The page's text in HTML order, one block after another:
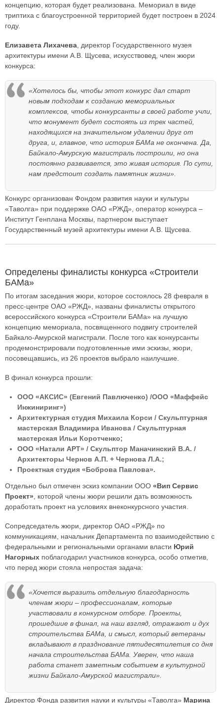
концепцию, которая будет реализована. Мемориал в виде
триптиха с благоустроенной территорией будет построен в 2024
году.
Елизавета Лихачева , директор Государственного музея
архитектуры имени А.В. Щусева, искусствовед, член жюри
конкурса:
«Хотелось бы, чтобы этот конкурс дал старт
новым подходам к созданию мемориальных
комплексов, чтобы конкурсанты в своей работе учли,
что монумент будет состоять из трех частей,
находящихся на значительном удалении друг от
друга, и, главное, что история БАМа не окончена. Да,
Байкало-Амурскую магистраль построили, но она
постоянно развивается, это живая история. По сути,
нам предстоит создать памятник жизни».
Конкурс организован Фондом развития науки и культуры
«Таволга» при поддержке ОАО «РЖД», оператор конкурса –
Институт Генплана Москвы, партнером выступает
Государственный музей архитектуры имени А.В. Щусева.
Определены финалисты конкурса «Строители
БАМа»
По итогам заседания жюри, которое состоялось 28 февраля в
пресс-центре ОАО «РЖД», названы финалисты открытого
всероссийского конкурса «Строители БАМа» на лучшую
концепцию мемориала, посвященного подвигу строителей
Байкало-Амурской магистрали. После того как конкурсанты
продемонстрировали подготовленные ими эскизы, жюри,
посовещавшись, из 26 проектов выбрало наилучшие.
В финал конкурса прошли:
ООО «АКСИС» (Евгений Павлюченко) /ООО «Маффейс
Инжиниринг»)
Архитектурная студия Михаила Корси / Скульптурная
мастерская Владимира Иванова / Скульптурная
мастерская Ильи Коротченко;
ООО «Натали АРТ» / Скульптор Маначинский В.А. /
Архитекторы Чернов А.П. + Чернова Л.А.;
Проектная студия «Боброва Павлова».
Отдельно был отмечен эскиз компании ООО «Вип Сервис
Проект» , которой члены жюри решили дать возможность
доработать проект на условиях внеконкурсного участия.
Сопредседатель жюри, директор ОАО «РЖД» по
коммуникациям, начальник Департамента по взаимодействию с
федеральными и региональными органами власти Юрий
Нагорных поблагодарил участников конкурса, особо отметив,
что перед жюри стояла непростая задача:
«Хочется выразить отдельную благодарность
членам жюри – профессионалам, которые
участвовали в конкурсном отборе. Проекты,
прошедшие в финал, на наш взгляд, отражают и дух
строительства БАМа, и смысл, который ветераны
вкладывают в празднование пятидесятилетия со дня
начала строительства БАМа. Уверен, что наша
работа станет заметным событием в культурной
жизни Байкало-Амурской магистрали».
Директор Фонда развития науки и культуры «Таволга» Марина